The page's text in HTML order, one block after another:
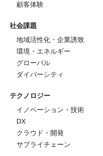
顧客体験
社会課題
地域活性化・企業誘致
環境・エネルギー
グローバル
ダイバーシティ
テクノロジー
イノベーション・技術
DX
クラウド・開発
サプライチェーン